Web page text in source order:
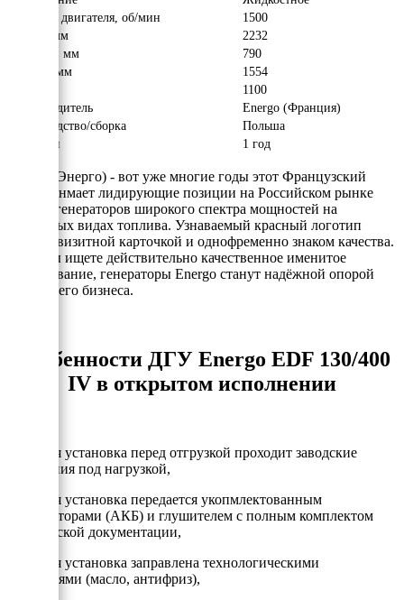
Обороты двигателя, об/мин
1500
Длина, мм
2232
Ширина, мм
790
Высота, мм
1554
1100
Производитель
Energo (Франция)
Производство/сборка
Польша
Гарантия
1 год
Energo (Энерго) - вот уже многие годы этот Французский
бренд занмает лидирующие позиции на Российском рынке
электрогенераторов широкого спектра мощностей на
различных видах топлива. Узнаваемый красный логотип
явлется визитной карточкой и однофременно знаком качества.
Если Вы ищете действительно качественное именитое
оборудование, генераторы Energo станут надёжной опорой
для Вашего бизнеса.
Особенности ДГУ Energo EDF 130/400
IV в открытом исполнении
- Каждая установка перед отгрузкой проходит заводские
испытания под нагрузкой,
- Каждая установка передается укопмлектованным
аккумулторами (АКБ) и глушителем с полным комплектом
технической документации,
- Каждая установка заправлена технологическими
жидкостями (масло, антифриз),